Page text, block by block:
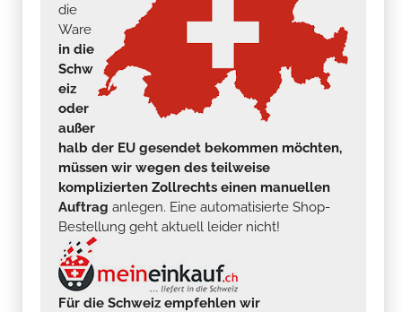
die
Ware
in die
Schw
eiz
oder
außer
halb der EU gesendet bekommen möchten,
müssen wir wegen des teilweise
komplizierten Zollrechts einen manuellen
Auftrag anlegen. Eine automatisierte Shop-
Bestellung geht aktuell leider nicht!
Für die Schweiz empfehlen wir